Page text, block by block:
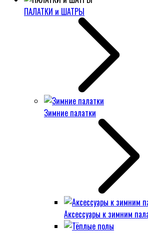
ПАЛАТКИ и ШАТРЫ
Зимние палатки
Аксессуары к зимним